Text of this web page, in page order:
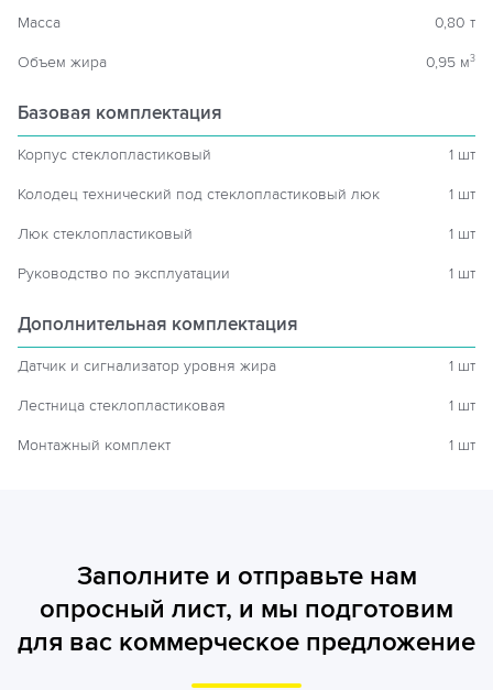
Масса 0,80 т
Объем жира 0,95 м3
Базовая комплектация
Корпус стеклопластиковый 1 шт
Колодец технический под стеклопластиковый люк 1 шт
Люк стеклопластиковый 1 шт
Руководство по эксплуатации 1 шт
Дополнительная комплектация
Датчик и сигнализатор уровня жира 1 шт
Лестница стеклопластиковая 1 шт
Монтажный комплект 1 шт
Заполните и отправьте нам
опросный лист, и мы подготовим
для вас коммерческое предложение